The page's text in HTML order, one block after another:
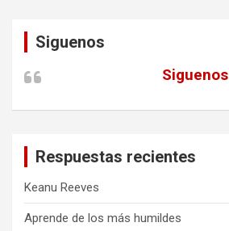
Siguenos
Siguenos
Respuestas recientes
Keanu Reeves
Aprende de los más humildes